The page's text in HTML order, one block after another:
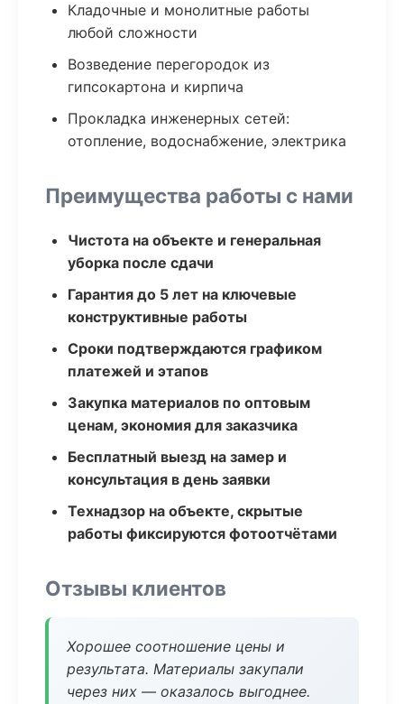
Кладочные и монолитные работы
любой сложности
Возведение перегородок из
гипсокартона и кирпича
Прокладка инженерных сетей:
отопление, водоснабжение, электрика
Преимущества работы с нами
Чистота на объекте и генеральная
уборка после сдачи
Гарантия до 5 лет на ключевые
конструктивные работы
Сроки подтверждаются графиком
платежей и этапов
Закупка материалов по оптовым
ценам, экономия для заказчика
Бесплатный выезд на замер и
консультация в день заявки
Технадзор на объекте, скрытые
работы фиксируются фотоотчётами
Отзывы клиентов
Хорошее соотношение цены и
результата. Материалы закупали
через них — оказалось выгоднее.